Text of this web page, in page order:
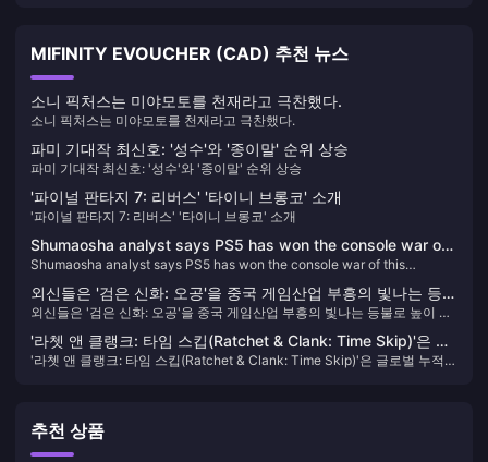
MIFINITY EVOUCHER (CAD) 추천 뉴스
소니 픽처스는 미야모토를 천재라고 극찬했다.
소니 픽처스는 미야모토를 천재라고 극찬했다.
파미 기대작 최신호: '성수'와 '종이말' 순위 상승
파미 기대작 최신호: '성수'와 '종이말' 순위 상승
'파이널 판타지 7: 리버스' '타이니 브롱코' 소개
'파이널 판타지 7: 리버스' '타이니 브롱코' 소개
Shumaosha analyst says PS5 has won the console war of
this generation
Shumaosha analyst says PS5 has won the console war of this
외신들은 '검은 신화: 오공'을 중국 게임산업 부흥의 빛나는 등불
로 높이 평가했다.
외신들은 '검은 신화: 오공'을 중국 게임산업 부흥의 빛나는 등불로 높이 평
'라쳇 앤 클랭크: 타임 스킵(Ratchet & Clank: Time Skip)'은 글
로벌 누적 판매량 220만 장, 손실 800만 달러를 기록했다.
'라쳇 앤 클랭크: 타임 스킵(Ratchet & Clank: Time Skip)'은 글로벌 누적
추천 상품